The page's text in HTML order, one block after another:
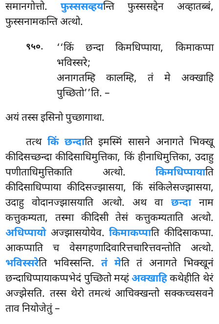
समानगोत्तो.फुस्ससव्हयन्ति फुस्ससद्देन अव्हातब्बं,
फुस्सनामकन्ति अत्थो.
९५०. ‘‘किंछन्दा किमधिप्पाया, किमाकप्पा
भविस्सरे;
अनागतम्हि कालम्हि, तं मे अक्खाहि
पुच्छितो’’ति. –
अयंतस्स इसिनो पुच्छागाथा.
तत्थ किं छन्दाति इमस्मिं सासने अनागते भिक्खू
कीदिसच्छन्दा कीदिसाधिमुत्तिका, किं हीनाधिमुत्तिका, उदाहु
पणीताधिमुत्तिकाति अत्थो. किमधिप्पायाति
कीदिसाधिप्पाया कीदिसज्झासया, किं संकिलेसज्झासया,
उदाहु वोदानज्झासयाति अत्थो. अथ वा छन्दानाम
कत्तुकम्यता, तस्मा कीदिसी तेसं कत्तुकम्यताति अत्थो.
अधिप्पायोअज्झासयोयेव.किमाकप्पाति कीदिसाकप्पा.
आकप्पाति च वेसगहणादिवारित्तचारित्तवन्तोति अत्थो.
भविस्सरेति भविस्सन्ति.तं मेति तं अनागते भिक्खूनं
छन्दाधिप्पायाकप्पभेदं पुच्छितो मय्हंअक्खाहिकथेहीति थेरं
अज्झेसति. तस्स थेरो तमत्थं आचिक्खन्तो सक्कच्चसवने
ताव नियोजेतुं –